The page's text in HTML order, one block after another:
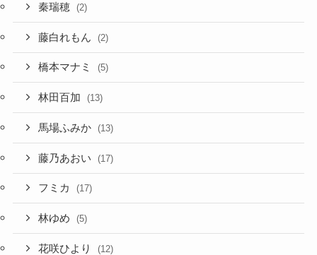
秦瑞穂 (2)
藤白れもん (2)
橋本マナミ (5)
林田百加 (13)
馬場ふみか (13)
藤乃あおい (17)
フミカ (17)
林ゆめ (5)
花咲ひより (12)